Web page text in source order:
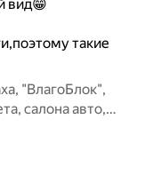
вид😁
такие
"ВлагоБлок",
салона авто,